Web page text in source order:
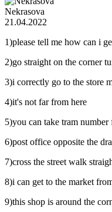
Nekrasova
21.04.2022
1)please tell me how can i
2)go straight on the corner
3)i correctly go to the store
4)it's not far from here
5)you can take tram number
6)post office opposite the
7)cross the street walk
8)i can get to the market
9)this shop is around the